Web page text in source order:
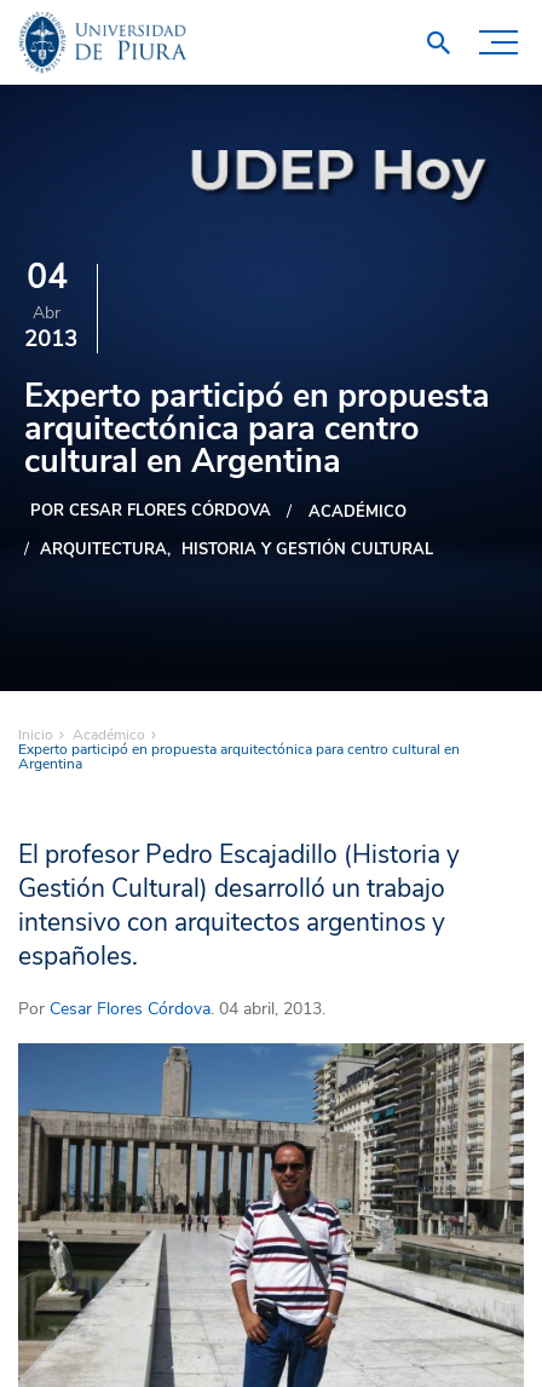
04
Abr
2013
Experto participó en propuesta
arquitectónica para centro
cultural en Argentina
POR CESAR FLORES CÓRDOVA
ACADÉMICO
ARQUITECTURA
HISTORIA Y GESTIÓN CULTURAL
Inicio Académico
Experto participó en propuesta arquitectónica para centro cultural en
Argentina
El profesor Pedro Escajadillo (Historia y
Gestión Cultural) desarrolló un trabajo
intensivo con arquitectos argentinos y
españoles.
Por Cesar Flores Córdova. 04 abril, 2013.